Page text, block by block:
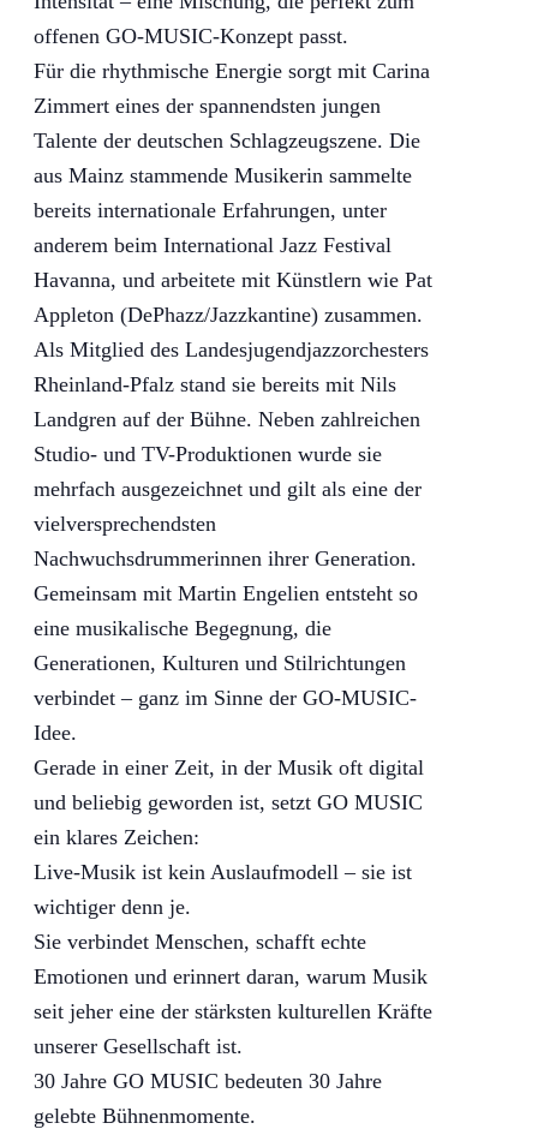
offenen GO-MUSIC-Konzept passt.
Für die rhythmische Energie sorgt mit Carina
Zimmert eines der spannendsten jungen
Talente der deutschen Schlagzeugszene. Die
aus Mainz stammende Musikerin sammelte
bereits internationale Erfahrungen, unter
anderem beim International Jazz Festival
Havanna, und arbeitete mit Künstlern wie Pat
Appleton (DePhazz/Jazzkantine) zusammen.
Als Mitglied des Landesjugendjazzorchesters
Rheinland-Pfalz stand sie bereits mit Nils
Landgren auf der Bühne. Neben zahlreichen
Studio- und TV-Produktionen wurde sie
mehrfach ausgezeichnet und gilt als eine der
vielversprechendsten
Nachwuchsdrummerinnen ihrer Generation.
Gemeinsam mit Martin Engelien entsteht so
eine musikalische Begegnung, die
Generationen, Kulturen und Stilrichtungen
verbindet – ganz im Sinne der GO-MUSIC-
Idee.
Gerade in einer Zeit, in der Musik oft digital
und beliebig geworden ist, setzt GO MUSIC
ein klares Zeichen:
Live-Musik ist kein Auslaufmodell – sie ist
wichtiger denn je.
Sie verbindet Menschen, schafft echte
Emotionen und erinnert daran, warum Musik
seit jeher eine der stärksten kulturellen Kräfte
unserer Gesellschaft ist.
30 Jahre GO MUSIC bedeuten 30 Jahre
gelebte Bühnenmomente.